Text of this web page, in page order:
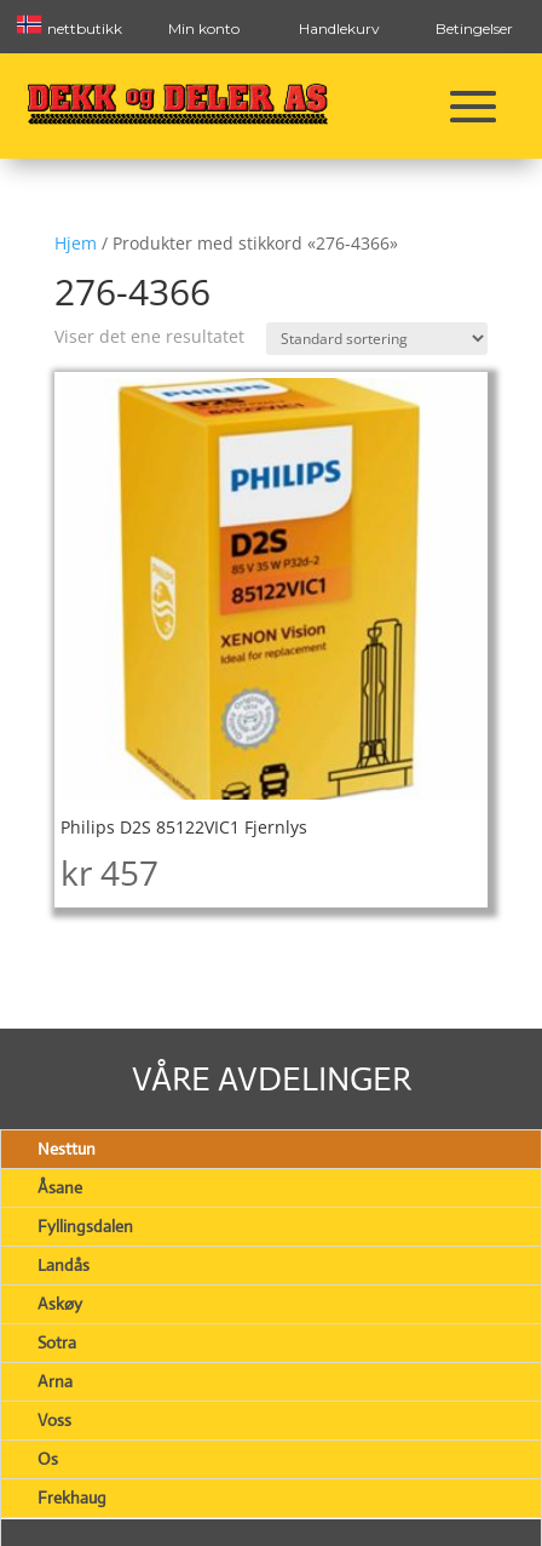
nettbutikk Min konto Handlekurv Betingelser
Hjem / Produkter med stikkord «276-4366»
276-4366
Viser det ene resultatet
Philips D2S 85122VIC1 Fjernlys
kr457
VÅRE AVDELINGER
Nesttun
Åsane
Fyllingsdalen
Landås
Askøy
Sotra
Arna
Voss
Os
Frekhaug